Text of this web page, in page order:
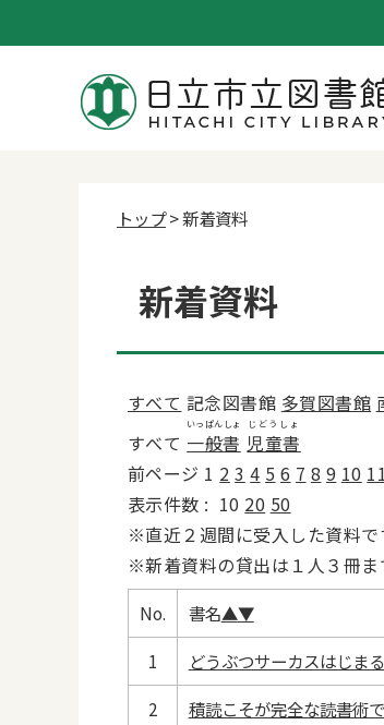
トップ> 新着資料
新着資料
すべて 記念図書館 多賀図書館
すべて 一般書
いっぱんしょ
児童書
じどうしょ
前ページ 1 2 3 4 5 6 7 8 9 10
10 20 50
※直近２週間に受入した資料で
※新着資料の貸出は１人３冊ま
No. 書名▲▼
1
どうぶつサーカスはじま
2
積読こそが完全な読書術